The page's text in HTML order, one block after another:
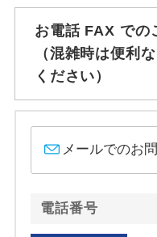
お電話 FAX での
（混雑時は便利
ください）
メールでのお
電話番号